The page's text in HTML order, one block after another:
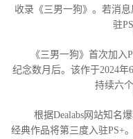
收录《三男一狗》。若消
驻
《三男一狗》首次加入
纪念数月后。该作于2024年
持续六
根据Dealabs网站知名爆
经典作品将第三度入驻PS+